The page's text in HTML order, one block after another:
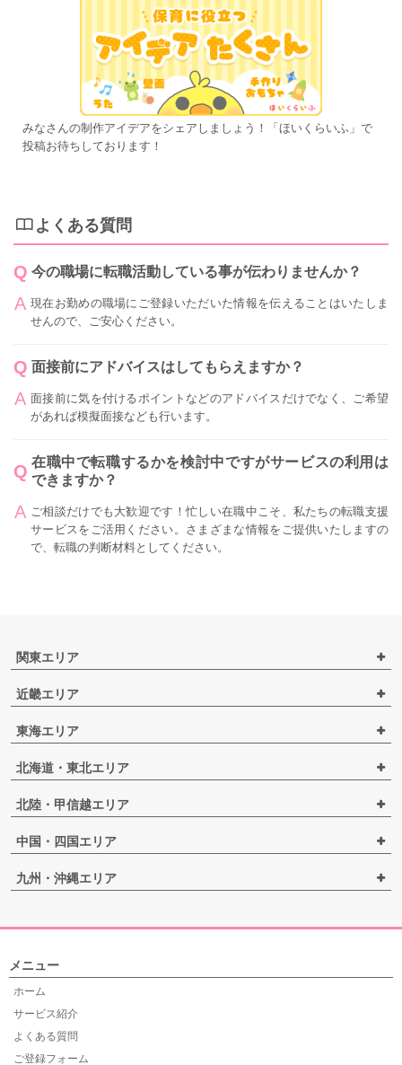
みなさんの制作アイデアをシェアしましょう！「ほいくらいふ」で
投稿お待ちしております！
よくある質問
今の職場に転職活動している事が伝わりませんか？
現在お勤めの職場にご登録いただいた情報を伝えることはいたしま
せんので、ご安心ください。
面接前にアドバイスはしてもらえますか？
面接前に気を付けるポイントなどのアドバイスだけでなく、ご希望
があれば模擬面接なども行います。
在職中で転職するかを検討中ですがサービスの利用は
できますか？
ご相談だけでも大歓迎です！忙しい在職中こそ、私たちの転職支援
サービスをご活用ください。さまざまな情報をご提供いたしますの
で、転職の判断材料としてください。
関東エリア
近畿エリア
東海エリア
北海道・東北エリア
北陸・甲信越エリア
中国・四国エリア
九州・沖縄エリア
メニュー
ホーム
サービス紹介
よくある質問
ご登録フォーム